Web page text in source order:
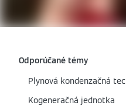
Odporúčané témy
Kogeneračná jednotka